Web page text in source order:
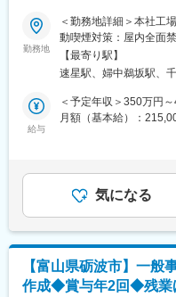
■勤務形態
・8:30～17:00、16:45
憩）
※入社時は3交替勤務で
■当ポジションの魅力
・故障原因を分析し、
・将来的には設備保全
生産技術領域へのキャ
■業務内容：
当社での受発注に関す
発信することで、営業
す。
原則外出や出張は発生
■具体的には：
・電話対応
・取引先および顧客か
営業事務1名（20代）
■入社後
勤務地
＜勤務地詳細＞本社工
動喫煙対策：屋内全面
【最寄り駅】
速星駅、婦中鵜坂駅、
給与
＜予定年収＞350万円
月額（基本給）：
（計3～4ヶ月分／前年
り、選考を通じて上下
当を含めた表記です。
気になる
【富山県砺波市】一般
作成◆賞与年2回◆残業